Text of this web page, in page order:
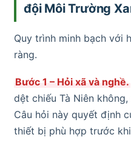
đội Môi Trường
Quy trình minh bạch với
ràng.
Bước 1 – Hỏi xã và nghề.
dệt chiếu Tà Niên
Câu hỏi này quyết định
thiết bị phù hợp trước